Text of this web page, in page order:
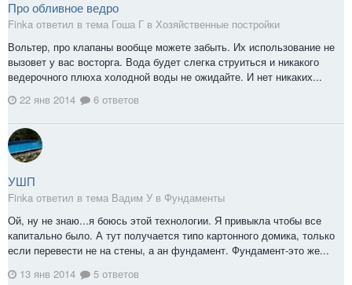
Про обливное ведро
Finka ответил в тема Гоша Г в Хозяйственные постройки
Вольтер, про клапаны вообще можете забыть. Их использование не
вызовет у вас восторга. Вода будет слегка струиться и никакого
ведерочного плюха холодной воды не ожидайте. И нет никаких...
22 янв 2014
6 ответов
УШП
Finka ответил в тема Вадим У в Фундаменты
Ой, ну не знаю...я боюсь этой технологии. Я привыкла чтобы все
капитально было. А тут получается типо картонного домика, только
если перевести не на стены, а ан фундамент. Фундамент-это же...
13 янв 2014
5 ответов